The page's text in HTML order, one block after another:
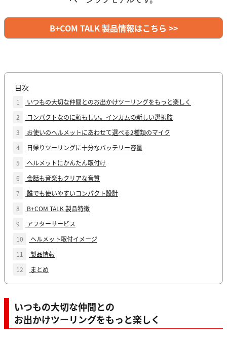
B+COM TALK 製品情報はこちら >>
目次
1
いつもの大切な仲間とのお出かけツーリングをもっと楽しく
2
コンパクトなのに頼もしい。インカムの新しい選択肢
3
お使いのヘルメットにあわせて選べる2種類のマイク
4
日帰りツーリングに十分なバッテリー容量
5
ヘルメットにかんたん取付け
6
会話も音楽もクリアな音質
7
誰でも使いやすいコンパクト設計
8
B+COM TALK 製品特徴
9
アフターサービス
10
ヘルメット取付イメージ
11
製品情報
12
まとめ
いつもの大切な仲間との
お出かけツーリングをもっと楽しく